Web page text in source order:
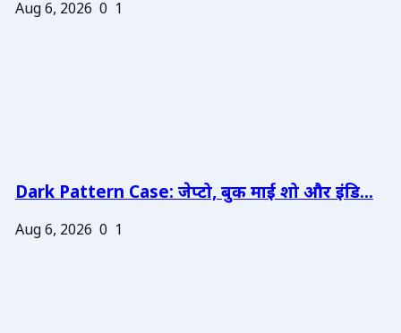
Aug 6, 2026 0 1
Dark Pattern Case: जेप्टो, बुक माई शो और इंडि...
Aug 6, 2026 0 1